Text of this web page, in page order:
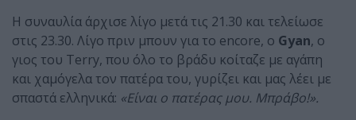
Η συναυλία άρχισε λίγο μετά τις 21.30 και τελείωσε
στις 23.30. Λίγο πριν μπουν για το encore, ο Gyan, ο
γιος του Terry, που όλο το βράδυ κοίταζε με αγάπη
και χαμόγελα τον πατέρα του, γυρίζει και μας λέει με
σπαστά ελληνικά: «Είναι ο πατέρας μου. Μπράβο!».